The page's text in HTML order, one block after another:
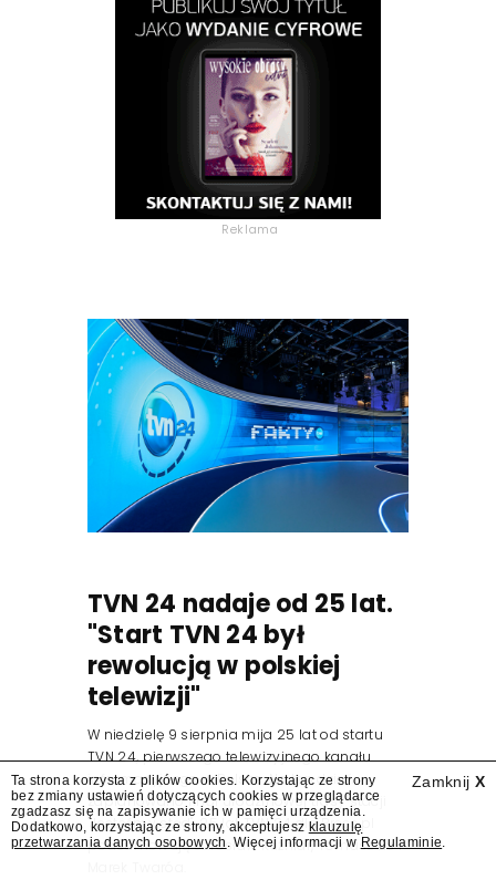
Reklama
TVN 24 nadaje od 25 lat.
"Start TVN 24 był
rewolucją w polskiej
telewizji"
W niedzielę 9 sierpnia mija 25 lat od startu
TVN 24, pierwszego telewizyjnego kanału
informacyjnego w Polsce. Na ten dzień
zaplanowano finał urodzinowej trasy stacji
"Jesteśmy stąd". 25 lat TVN 24 dla Press.pl
podsumowują Jarosław Kuźniar, Tomasz Lis i
Zamknij X
Ta strona korzysta z plików cookies. Korzystając ze strony
bez zmiany ustawień dotyczących cookies w przeglądarce
zgadzasz się na zapisywanie ich w pamięci urządzenia.
Dodatkowo, korzystając ze strony, akceptujesz klauzulę
przetwarzania danych osobowych . Więcej informacji w Regulaminie.